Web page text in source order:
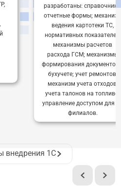
разработаны: справочники,
отчетные формы;
ведения картотеки ТС,
нормативных показателей;
механизмы расчетов
расхода ГСМ; механизмы
формирования документов
бухучете; учет ремонтов;
механизм учета отходов;
учета талонов на топливо;
управление доступом для
филиалов.
внедрения 1С